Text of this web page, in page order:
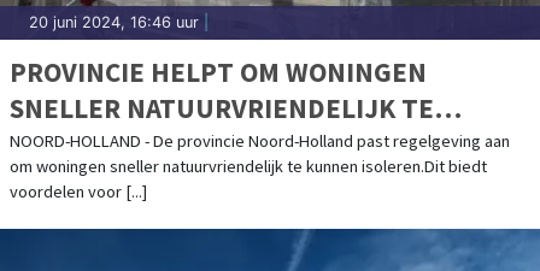
20 juni 2024, 16:46 uur
PROVINCIE HELPT OM WONINGEN
SNELLER NATUURVRIENDELIJK TE
ISOLEREN
NOORD-HOLLAND - De provincie Noord-Holland past regelgeving aan
om woningen sneller natuurvriendelijk te kunnen isoleren.Dit biedt
voordelen voor [...]